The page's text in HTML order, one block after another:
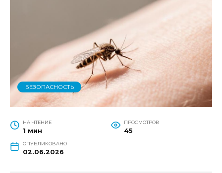
БЕЗОПАСНОСТЬ
НА ЧТЕНИЕ
1 мин
ПРОСМОТРОВ
45
ОПУБЛИКОВАНО
02.06.2026